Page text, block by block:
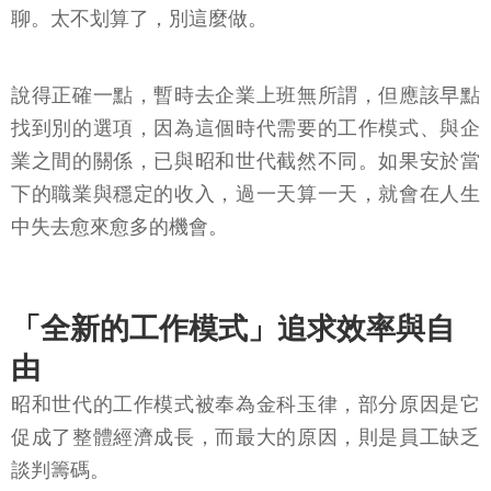
聊。太不划算了，別這麼做。
說得正確一點，暫時去企業上班無所謂，但應該早點
找到別的選項，因為這個時代需要的工作模式、與企
業之間的關係，已與昭和世代截然不同。如果安於當
下的職業與穩定的收入，過一天算一天，就會在人生
中失去愈來愈多的機會。
「全新的工作模式」追求效率與自
由
昭和世代的工作模式被奉為金科玉律，部分原因是它
促成了整體經濟成長，而最大的原因，則是員工缺乏
談判籌碼。